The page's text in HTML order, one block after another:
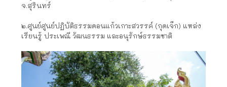
จ.สุรินทร์
๒.ศูนย์ศูนย์ปฏิบัติธรรมดอนแก้วเกาะสวรรค์ (กุดเจ๊ก) แหล่ง
เรียนรู้ ประเพณี วัฒนธรรม และอนุรักษ์ธรรมชาติ